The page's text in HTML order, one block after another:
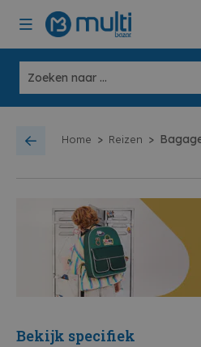
Home > Reizen >
Bekijk specifiek